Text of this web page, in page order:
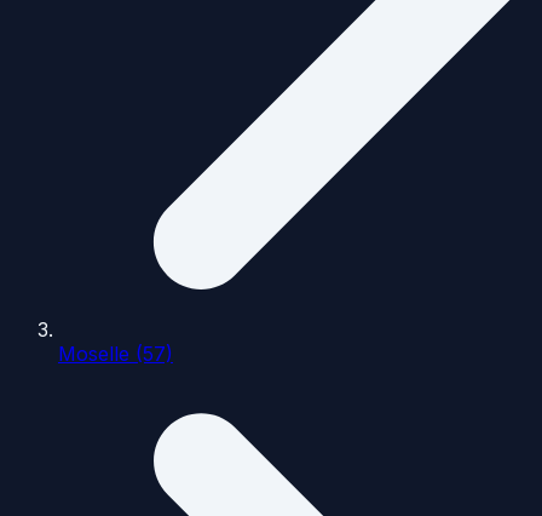
Moselle (57)